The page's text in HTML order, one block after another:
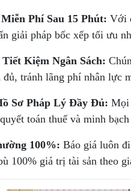
Phí Sau 15 Phút: Với
giải pháp bốc xếp tối ưu
Kiệm Ngân Sách:
đủ, tránh lãng phí nhân lực
Sơ Pháp Lý Đầy Đủ: Mọi
toán thuế và minh
100%: Báo giá luôn
100% giá trị tài sản theo